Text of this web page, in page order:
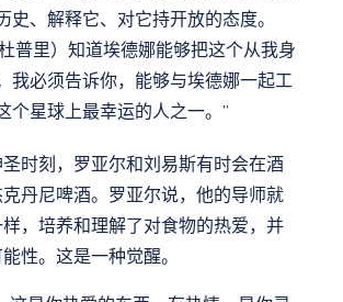
史、解释它、对它持开放的态度。
杜普里）知道埃德娜能够把这个从我身
我必须告诉你，能够与埃德娜一起工
个星球上最幸运的人之一。”
时刻，罗亚尔和刘易斯有时会在酒
丹尼啤酒。罗亚尔说，他的导师就
，培养和理解了对食物的热爱，并
性。这是一种觉醒。